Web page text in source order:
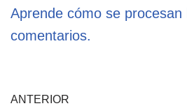
Aprende cómo se
comentarios.
ANTERIOR